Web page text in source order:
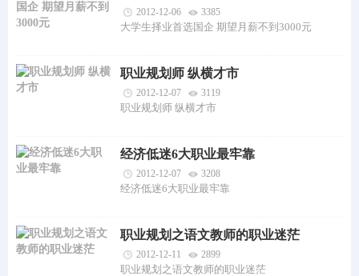
元 2012-12-06 3385
大学生择业首选国企 期望月薪不到3000元
职业规划师 纵横才市
2012-12-07 3119
职业规划师 纵横才市
经济低迷6大职业最牢靠
2012-12-07 3208
经济低迷6大职业最牢靠
职业规划之语文教师的职业迷茫
2012-12-11 2899
职业规划之语文教师的职业迷茫